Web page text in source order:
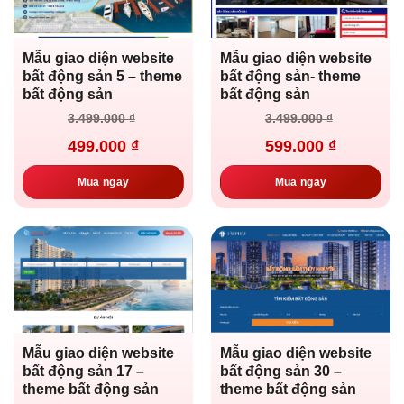
Mẫu giao diện website
bất động sản 5 – theme
bất động sản
3.499.000₫
Giá
là:
3.499.000 ₫.
499.000 ₫
Giá
tại
là:
499.000 ₫.
Mua ngay
Mẫu giao diện website
bất động sản- theme
bất động sản
3.499.000₫
Giá
là:
3.499.000 ₫.
599.000 ₫
Giá
tại
là:
599.000 ₫.
Mua ngay
Mẫu giao diện website
bất động sản 17 –
theme bất động sản
Mẫu giao diện website
bất động sản 30 –
theme bất động sản